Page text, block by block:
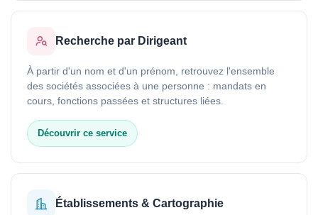
Recherche par Dirigeant
À partir d'un nom et d'un prénom, retrouvez l'ensemble
des sociétés associées à une personne : mandats en
cours, fonctions passées et structures liées.
Découvrir ce service
Établissements & Cartographie